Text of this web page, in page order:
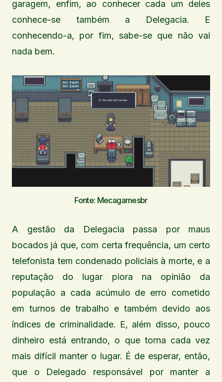
garagem, enfim, ao conhecer cada um deles
conhece-se também a Delegacia. E
conhecendo-a, por fim, sabe-se que não vai
nada bem.
Fonte: Mecagamesbr
A gestão da Delegacia passa por maus
bocados já que, com certa frequência, um certo
telefonista tem condenado policiais à morte, e a
reputação do lugar piora na opinião da
população a cada acúmulo de erro cometido
em turnos de trabalho e também devido aos
índices de criminalidade. E, além disso, pouco
dinheiro está entrando, o que torna cada vez
mais difícil manter o lugar. É de esperar, então,
que o Delegado responsável por manter a